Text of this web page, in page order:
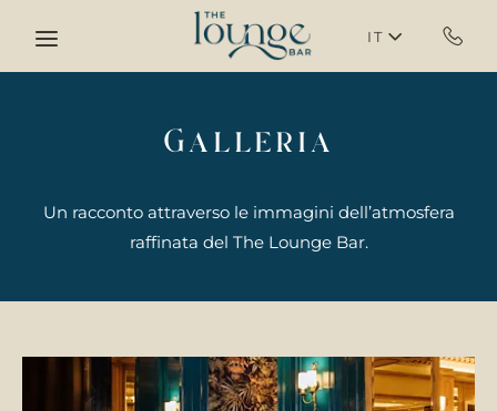
IT
Galleria
Un racconto attraverso le immagini dell’atmosfera
raffinata del The Lounge Bar.